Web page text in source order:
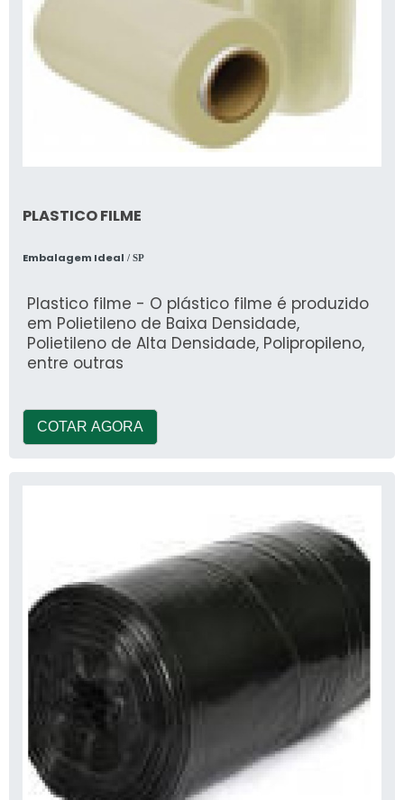
PLASTICO FILME
Embalagem Ideal / SP
Plastico filme - O plástico filme é produzido
em Polietileno de Baixa Densidade,
Polietileno de Alta Densidade, Polipropileno,
entre outras
COTAR AGORA